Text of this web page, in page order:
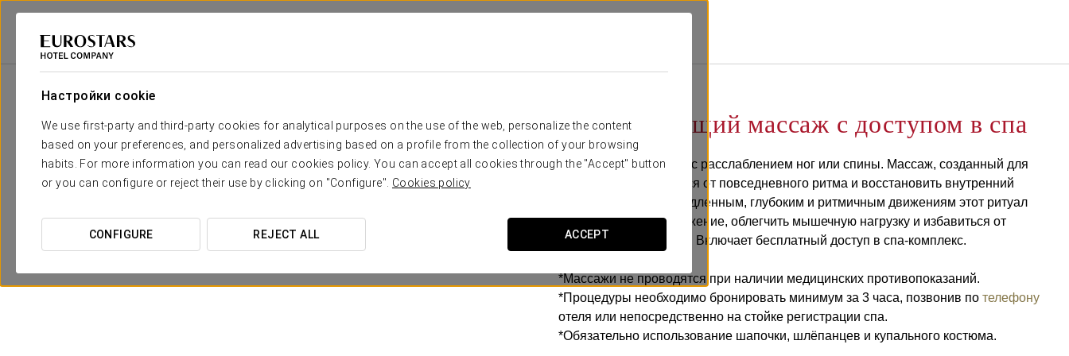
Настройки cookie
We use first-party and third-party cookies for analytical purposes on the use of the web, personalize the content
based on your preferences, and personalized advertising based on a profile from the collection of your browsing
habits. For more information you can read our cookies policy. You can accept all cookies through the "Accept" button
or you can configure or reject their use by clicking on "Configure". Cookies policy
CONFIGURE REJECT ALL ACCEPT
Eurostars Hotel Company
Расслабляющий массаж с доступом в спа
Шиацу для всего тела с расслаблением ног или спины. Массаж, созданный для
тех, кто хочет отвлечься от повседневного ритма и восстановить внутренний
баланс. Благодаря медленным, глубоким и ритмичным движениям этот ритуал
помогает снять напряжение, облегчить мышечную нагрузку и избавиться от
накопленного стресса. Включает бесплатный доступ в спа-комплекс.
*Массажи не проводятся при наличии медицинских противопоказаний.
*Процедуры необходимо бронировать минимум за 3 часа, позвонив по телефону
отеля или непосредственно на стойке регистрации спа.
*Обязательно использование шапочки, шлёпанцев и купального костюма.